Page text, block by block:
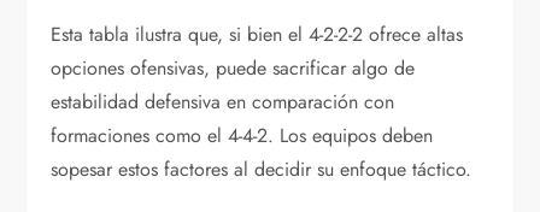
Esta tabla ilustra que, si bien el 4-2-2-2 ofrece altas
opciones ofensivas, puede sacrificar algo de
estabilidad defensiva en comparación con
formaciones como el 4-4-2. Los equipos deben
sopesar estos factores al decidir su enfoque táctico.